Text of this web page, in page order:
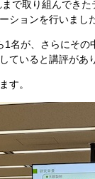
で取り組んでき
ションを行いました
名が、さらにそ
ていると講評があ
す。